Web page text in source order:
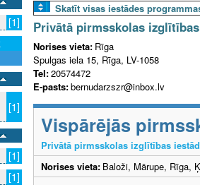
[1]
[1]
[1]
[1]
Skatīt visas iestādes
Privātā pirmsskolas
Norises vieta: Rīga
Spulgas iela 15, Rīga, LV-1058
Tel:20574472
E-pasts:bernudarzszr@inbox.lv
Vispārējās
Privātā pirmsskolas izglītības
Norises vieta: Baloži, Mārupe, Rīga,